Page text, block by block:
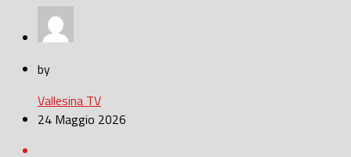
by
Vallesina TV
24 Maggio 2026